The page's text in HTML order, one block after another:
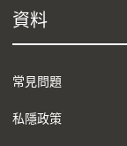
資料
常見問題
私隱政策